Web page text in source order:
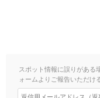
スポット情報に誤りがある
ォームよりご報告いただけ